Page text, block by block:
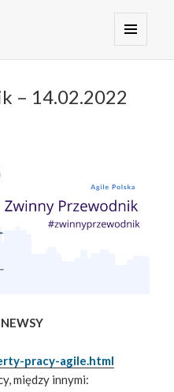
WIDGETY
– 14.02.2022
pracy-agile.html
między innymi: